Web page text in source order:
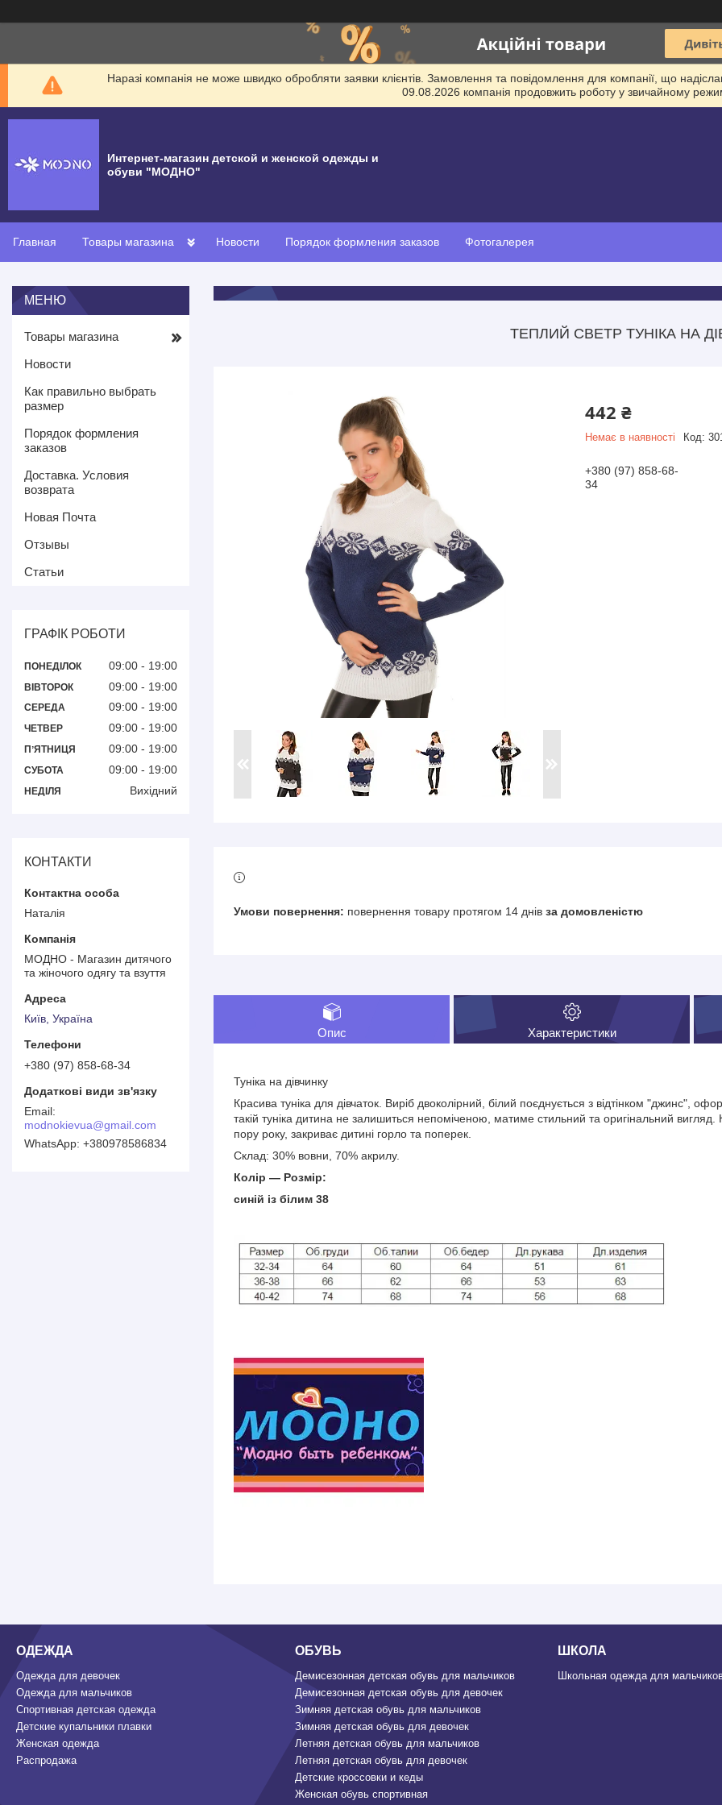
Наразі компанія не може швидко обробляти заявки клієнтів. Замовлення та повідомлення для компанії, що
09.08.2026 компанія продовжить роботу у звичайному
Интернет-магазин детской и женской одежды и
обуви "МОДНО"
Главная Товары магазина Новости Порядок формления заказов Фотогалерея
ТЕПЛИЙ СВЕТР ТУНІКА НА
442 ₴
Немає в наявності Код:
+380 (97) 858-68-
34
повернення товару протягом 14 днів за домовленістю
Опис Характеристики
Туніка на дівчинку
Красива туніка для дівчаток. Виріб двоколірний, білий поєднується з відтінком "джинс",
такій туніка дитина не залишиться непоміченою, матиме стильний та оригінальний вигляд.
пору року, закриває дитині горло та поперек.
Склад: 30% вовни, 70% акрилу.
Колір — Розмір:
синій із білим 38
Товары магазина
Новости
Как правильно выбрать
размер
Порядок формления
заказов
Доставка. Условия
возврата
Новая Почта
Отзывы
Статьи
ГРАФІК РОБОТИ
ПОНЕДІЛОК 09:00 19:00
ВІВТОРОК 09:00 19:00
СЕРЕДА 09:00 19:00
ЧЕТВЕР 09:00 19:00
ПʼЯТНИЦЯ 09:00 19:00
СУБОТА 09:00 19:00
НЕДІЛЯ Вихідний
КОНТАКТИ
Наталія
МОДНО - Магазин дитячого
та жіночого одягу та взуття
Київ, Україна
+380 (97) 858-68-34
modnokievua@gmail.com
+380978586834
ОДЕЖДА
Одежда для девочек
Одежда для мальчиков
Спортивная детская одежда
Детские купальники плавки
Женская одежда
Распродажа
ОБУВЬ
Демисезонная детская обувь для мальчиков
Демисезонная детская обувь для девочек
Зимняя детская обувь для мальчиков
Зимняя детская обувь для девочек
Летняя детская обувь для мальчиков
Летняя детская обувь для девочек
Детские кроссовки и кеды
Женская обувь спортивная
ШКОЛА
Школьная одежда для